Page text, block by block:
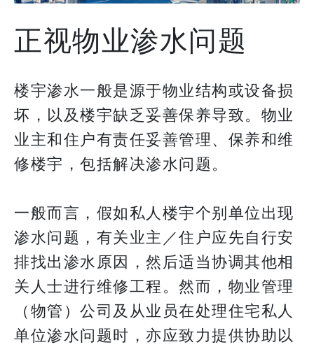
正视物业渗水问题
楼宇渗水一般是源于物业结构或设备损
坏，以及楼宇缺乏妥善保养导致。物业
业主和住户有责任妥善管理、保养和维
修楼宇，包括解决渗水问题。
​​​​​​​一般而言，假如私人楼宇个别单位出现
渗水问题，有关业主／住户应先自行安
排找出渗水原因，然后适当协调其他相
关人士进行维修工程。然而，物业管理
（物管）公司及从业员在处理住宅私人
单位渗水问题时，亦应致力提供协助以